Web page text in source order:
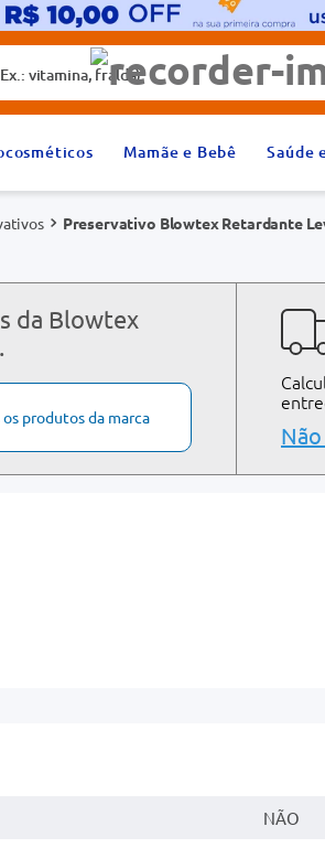
Mamãe e Bebê Saúde
Preservativo Blowtex Retardante
da Blowtex
os produtos da marca
NÃO
2º
fralda
6 º
absorvente